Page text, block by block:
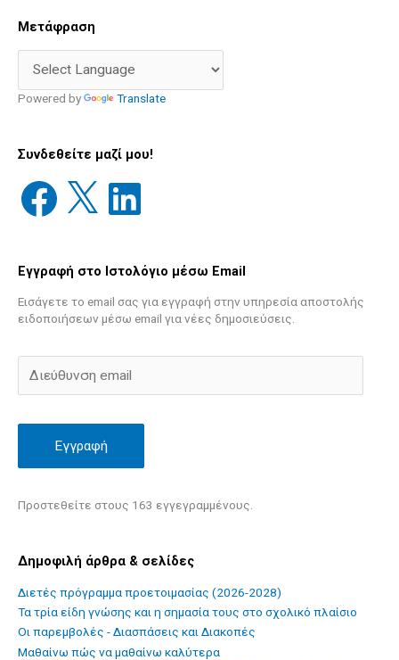
Μετάφραση
Powered by Translate
Συνδεθείτε μαζί μου!
Facebook
X
Εγγραφή στο Ιστολόγιο μέσω Email
Εισάγετε το email σας για εγγραφή στην υπηρεσία αποστολής
ειδοποιήσεων μέσω email για νέες δημοσιεύσεις.
Διεύθυνση
Εγγραφή
Προστεθείτε στους 163 εγγεγραμμένους.
Δημοφιλή άρθρα & σελίδες
Διετές πρόγραμμα προετοιμασίας (2026-2028)
Τα τρία είδη γνώσης και η σημασία τους στο σχολικό πλαίσιο
Οι παρεμβολές - Διασπάσεις και Διακοπές
Mαθαίνω πώς να μαθαίνω καλύτερα
Παλιές